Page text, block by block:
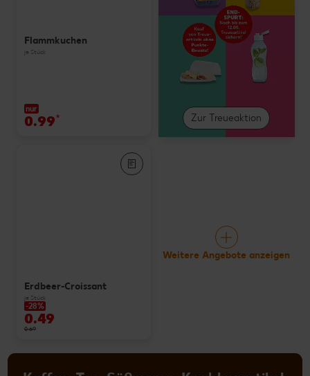
Zur Treueaktion
Flammkuchen
je Stück
nur
0.99*
Erdbeer-Croissant
je Stück
-28%
0.49
0.69
Weitere Angebote anzeigen